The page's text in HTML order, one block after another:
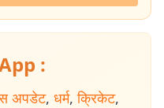
:
अपडेट, धर्म, क्रिकेट,